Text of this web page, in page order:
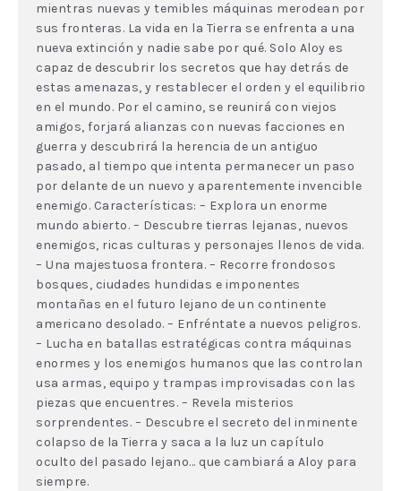
mientras nuevas y temibles máquinas merodean por
sus fronteras. La vida en la Tierra se enfrenta a una
nueva extinción y nadie sabe por qué. Solo Aloy es
capaz de descubrir los secretos que hay detrás de
estas amenazas, y restablecer el orden y el equilibrio
en el mundo. Por el camino, se reunirá con viejos
amigos, forjará alianzas con nuevas facciones en
guerra y descubrirá la herencia de un antiguo
pasado, al tiempo que intenta permanecer un paso
por delante de un nuevo y aparentemente invencible
enemigo. Características: – Explora un enorme
mundo abierto. – Descubre tierras lejanas, nuevos
enemigos, ricas culturas y personajes llenos de vida.
– Una majestuosa frontera. – Recorre frondosos
bosques, ciudades hundidas e imponentes
montañas en el futuro lejano de un continente
americano desolado. – Enfréntate a nuevos peligros.
– Lucha en batallas estratégicas contra máquinas
enormes y los enemigos humanos que las controlan
usa armas, equipo y trampas improvisadas con las
piezas que encuentres. – Revela misterios
sorprendentes. – Descubre el secreto del inminente
colapso de la Tierra y saca a la luz un capítulo
oculto del pasado lejano… que cambiará a Aloy para
siempre.